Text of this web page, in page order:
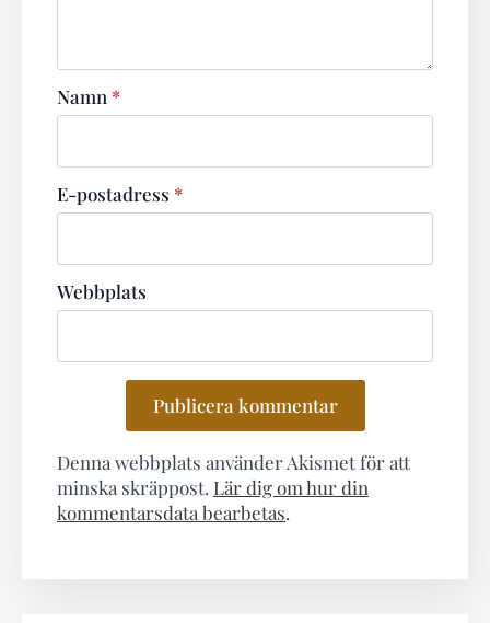
Namn *
E-postadress *
Webbplats
Denna webbplats använder Akismet för att
minska skräppost. Lär dig om hur din
kommentarsdata bearbetas.